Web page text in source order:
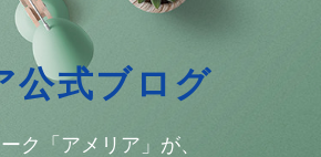
公式ブログ
ク「アメリア」が、